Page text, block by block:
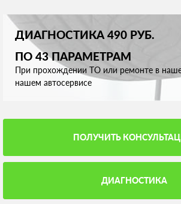
ДИАГНОСТИКА 490 РУБ.
ПО 43 ПАРАМЕТРАМ
При прохождении ТО или ремонте в
нашем автосервисе
ПОЛУЧИТЬ
ДИАГНОСТИКА